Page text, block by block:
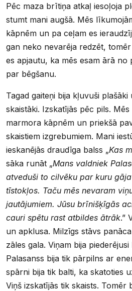
Pēc maza brītiņa atkaļ iesoļoja
stumt mani augšā. Mēs
kāpnēm un pa ceļam es
gan neko nevarēja redzēt,
es apjautu, ka mēs esam ārā no
par bēgšanu.
Tagad gaiteņi bija kļuvuši
skaistāki. Izskatījās pēc pils.
marmora kāpnēm un priekšā
skaistiem izgrebumiem. Mani
ieskanējās draudīga balss „Kas
sāka runāt „Mans valdniek
atveduši to cilvēku par kuru
tīstokļos. Taču mēs nevaram
jautājumiem. Jūsu brīnišķīgās
cauri spētu rast atbildes ātrāk.”
un apklusa. Milzīgs stāvs
zāles gala. Viņam bija piederējusi
Palasanss bija tik pārpilns ar
spārni bija tik balti, ka skatoties
Viņš izskatījās tik skaists. Tomēr